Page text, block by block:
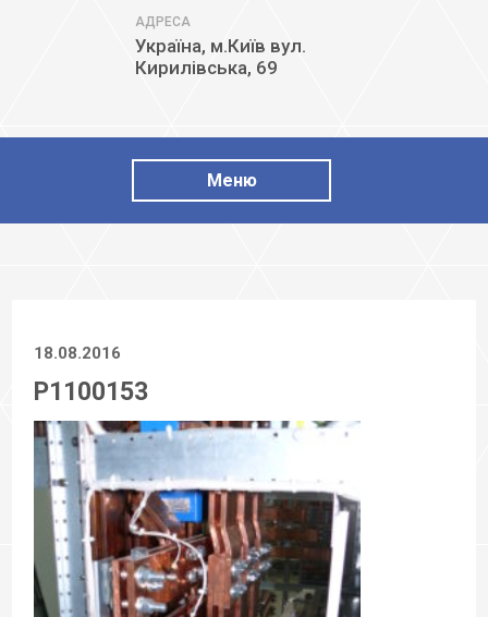
АДРЕСА
Україна, м.Київ вул.
Кирилівська, 69
Меню
18.08.2016
P1100153